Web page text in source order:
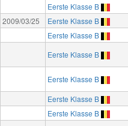
Eerste Klasse B
2009/03/25
Eerste Klasse B
Eerste Klasse B
Eerste Klasse B
Eerste Klasse B
Eerste Klasse B
Eerste Klasse B